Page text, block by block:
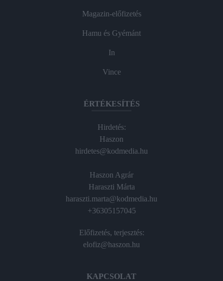
Magazin-előfizetés
Hamu és Gyémánt
In
Vince
ÉRTÉKESÍTÉS
Hirdetés:
Haszon
hirdetes@kodmedia.hu
Haszon Agrár
Haraszti Márta
haraszti.marta@kodmedia.hu
+36305157045
Előfizetés, terjesztés:
elofiz@haszon.hu
KAPCSOLAT